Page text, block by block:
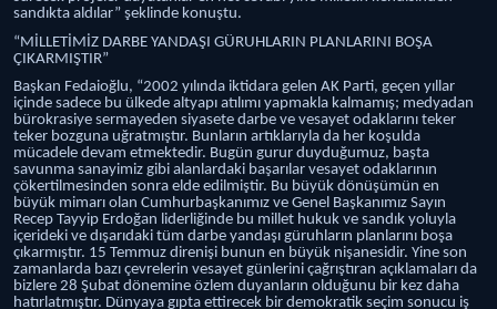
sandıkta aldılar” şeklinde konuştu.
“MİLLETİMİZ DARBE YANDAŞI GÜRUHLARIN PLANLARINI BOŞA
ÇIKARMIŞTIR”
Başkan Fedaioğlu, “2002 yılında iktidara gelen AK Parti, geçen yıllar
içinde sadece bu ülkede altyapı atılımı yapmakla kalmamış; medyadan
bürokrasiye sermayeden siyasete darbe ve vesayet odaklarını teker
teker bozguna uğratmıştır. Bunların artıklarıyla da her koşulda
mücadele devam etmektedir. Bugün gurur duyduğumuz, başta
savunma sanayimiz gibi alanlardaki başarılar vesayet odaklarının
çökertilmesinden sonra elde edilmiştir. Bu büyük dönüşümün en
büyük mimarı olan Cumhurbaşkanımız ve Genel Başkanımız Sayın
Recep Tayyip Erdoğan liderliğinde bu millet hukuk ve sandık yoluyla
içerideki ve dışarıdaki tüm darbe yandaşı güruhların planlarını boşa
çıkarmıştır. 15 Temmuz direnişi bunun en büyük nişanesidir. Yine son
zamanlarda bazı çevrelerin vesayet günlerini çağrıştıran açıklamaları da
bizlere 28 Şubat dönemine özlem duyanların olduğunu bir kez daha
hatırlatmıştır. Dünyaya gıpta ettirecek bir demokratik seçim sonucu iş